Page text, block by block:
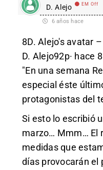
D. Alejo EM Off
6 años hace
8D. Alejo's avatar
D. Alejo92p· hace
"En una semana
especial éste
protagonistas del
Si esto lo escribió
marzo… Mmm… El
medidas que
días provocarán el